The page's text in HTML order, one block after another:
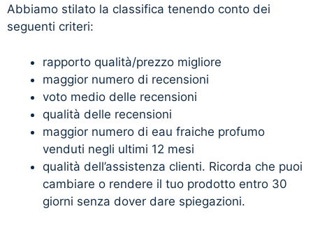
Abbiamo stilato la classifica tenendo conto dei
seguenti criteri:
rapporto qualità/prezzo migliore
maggior numero di recensioni
voto medio delle recensioni
qualità delle recensioni
maggior numero di eau fraiche profumo
venduti negli ultimi 12 mesi
qualità dell’assistenza clienti. Ricorda che puoi
cambiare o rendere il tuo prodotto entro 30
giorni senza dover dare spiegazioni.